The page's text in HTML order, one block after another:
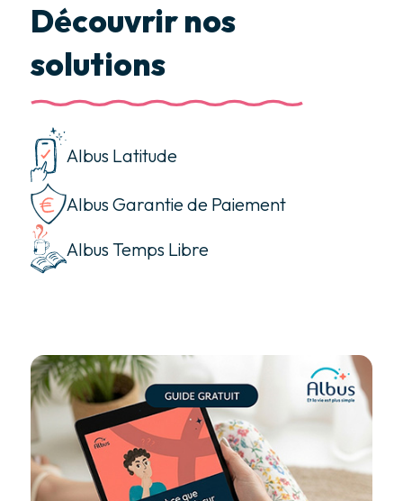
Découvrir nos
solutions
Albus Latitude
Albus Garantie de Paiement
Albus Temps Libre